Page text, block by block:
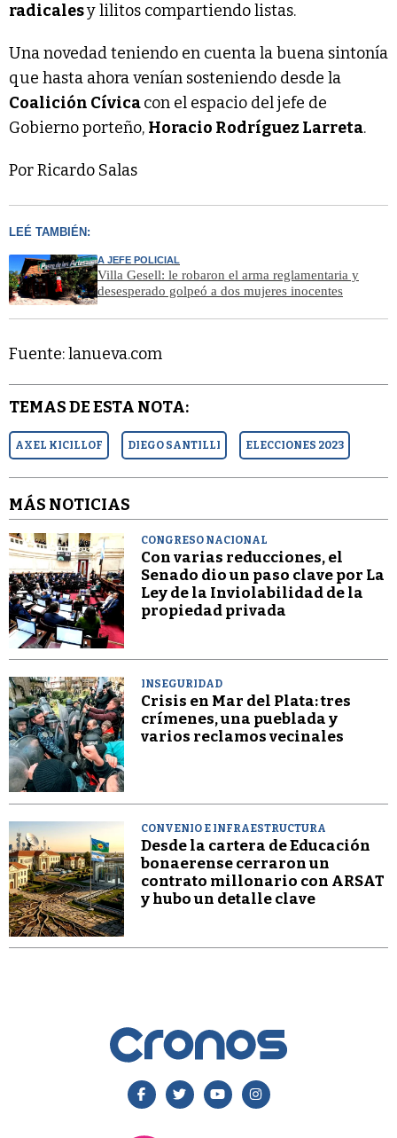
radicalesy lilitos compartiendo listas.
Una novedad teniendo en cuenta la buena sintonía
que hasta ahora venían sosteniendo desde la
Coalición Cívicacon el espacio del jefe de
Gobierno porteño, Horacio Rodríguez Larreta.
Por Ricardo Salas
LEÉ TAMBIÉN:
A JEFE POLICIAL
Villa Gesell: le robaron el arma reglamentaria y
desesperado golpeó a dos mujeres inocentes
Fuente: lanueva.com
TEMAS DE ESTA NOTA:
AXEL KICILLOF DIEGO SANTILLI ELECCIONES 2023
MÁS NOTICIAS
CONGRESO NACIONAL
Con varias reducciones, el
Senado dio un paso clave por La
Ley de la Inviolabilidad de la
propiedad privada
INSEGURIDAD
Crisis en Mar del Plata: tres
crímenes, una pueblada y
varios reclamos vecinales
CONVENIO E INFRAESTRUCTURA
Desde la cartera de Educación
bonaerense cerraron un
contrato millonario con ARSAT
y hubo un detalle clave